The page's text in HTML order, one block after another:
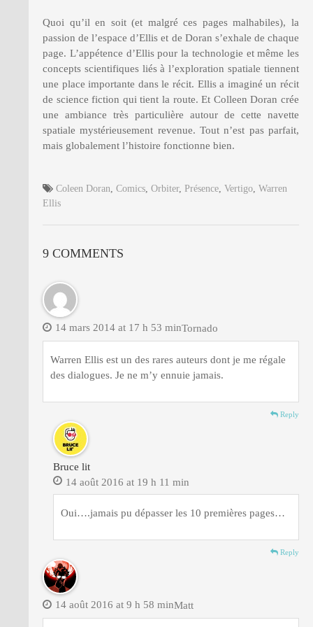
Quoi qu’il en soit (et malgré ces pages malhabiles), la
passion de l’espace d’Ellis et de Doran s’exhale de chaque
page. L’appétence d’Ellis pour la technologie et même les
concepts scientifiques liés à l’exploration spatiale tiennent
une place importante dans le récit. Ellis a imaginé un récit
de science fiction qui tient la route. Et Colleen Doran crée
une ambiance très particulière autour de cette navette
spatiale mystérieusement revenue. Tout n’est pas parfait,
mais globalement l’histoire fonctionne bien.
Coleen Doran Comics Orbiter, Présence Vertigo Warren
Ellis
9 COMMENTS
Tornado
14 mars 2014 at 17 h 53 min
Warren Ellis est un des rares auteurs dont je me régale
des dialogues. Je ne m’y ennuie jamais.
Reply
Bruce lit
14 août 2016 at 19 h 11 min
Oui….jamais pu dépasser les 10 premières pages…
Reply
Matt
14 août 2016 at 9 h 58 min